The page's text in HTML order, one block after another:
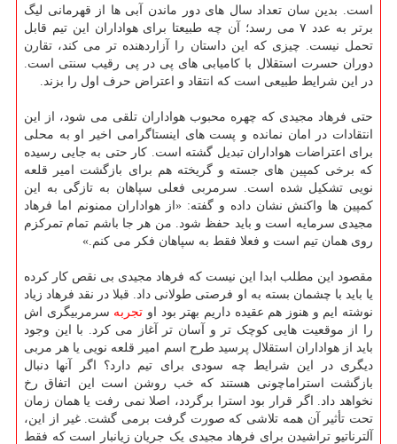
است. بدین سان تعداد سال های دور ماندن آبی ها از قهرمانی لیگ
برتر به عدد ۷ می رسد؛ آن چه طبیعتا برای هواداران این تیم قابل
تحمل نیست. چیزی که این داستان را آزاردهنده تر می کند، تقارن
دوران حسرت استقلال با کامیابی های پی در پی رقیب سنتی است.
در این شرایط طبیعی است که انتقاد و اعتراض حرف اول را بزند.
حتی فرهاد مجیدی که چهره محبوب هواداران تلقی می شود، از این
انتقادات در امان نمانده و پست های اینستاگرامی اخیر او به محلی
برای اعتراضات هواداران تبدیل گشته است. کار حتی به جایی رسیده
که برخی کمپین های جسته و گریخته هم برای بازگشت امیر قلعه
نویی تشکیل شده است. سرمربی فعلی سپاهان به تازگی به این
کمپین ها واکنش نشان داده و گفته: «از هواداران ممنونم اما فرهاد
مجیدی سرمایه است و باید حفظ شود. من هر جا باشم تمام تمرکزم
روی همان تیم است و فعلا فقط به سپاهان فکر می کنم.»
مقصود این مطلب ابدا این نیست که فرهاد مجیدی بی نقص کار کرده
یا باید با چشمان بسته به او فرصتی طولانی داد. قبلا در نقد فرهاد زیاد
نوشته ایم و هنوز هم عقیده داریم بهتر بود او تجربه سرمربیگری اش
را از موقعیت هایی کوچک تر و آسان تر آغاز می کرد. با این وجود
باید از هواداران استقلال پرسید طرح اسم امیر قلعه نویی یا هر مربی
دیگری در این شرایط چه سودی برای تیم دارد؟ اگر آنها دنبال
بازگشت استراماچونی هستند که خب روشن است این اتفاق رخ
نخواهد داد. اگر قرار بود استرا برگردد، اصلا نمی رفت یا همان زمان
تحت تأثیر آن همه تلاشی که صورت گرفت برمی گشت. غیر از این،
آلترناتیو تراشیدن برای فرهاد مجیدی یک جریان زیانبار است که فقط